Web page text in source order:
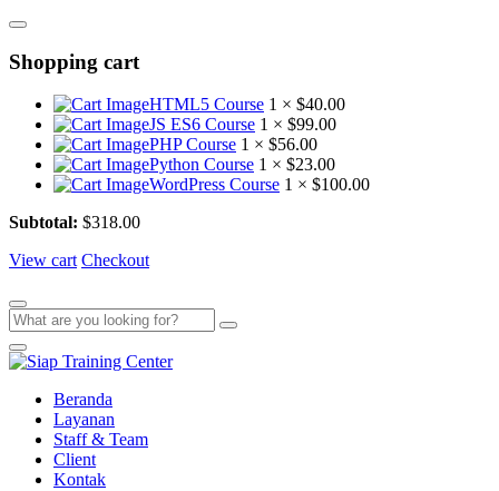
Shopping cart
HTML5 Course 1 × $40.00
JS ES6 Course 1 × $99.00
PHP Course 1 × $56.00
Python Course 1 × $23.00
WordPress Course 1 × $100.00
Subtotal: $318.00
View cart Checkout
Beranda
Layanan
Staff & Team
Client
Kontak